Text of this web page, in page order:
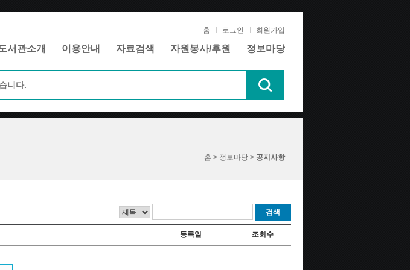
홈 로그인 회원가입
도서관소개 이용안내 자료검색 자원봉사/후원 정보마당
홈 > 정보마당 > 공지사항
검색
등록일 조회수